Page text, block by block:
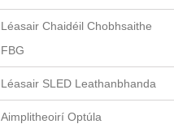
Léasair Chaidéil Chobhsaithe
FBG
Léasair SLED Leathanbhanda
Aimplitheoirí Optúla